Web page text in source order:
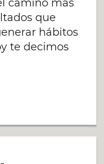
camino más
que
hábitos
te decimos